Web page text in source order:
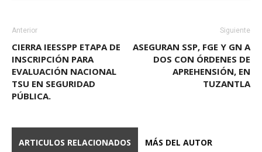
Anterior
CIERRA IEESSPP ETAPA DE
INSCRIPCIÓN PARA
EVALUACIÓN NACIONAL
TSU EN SEGURIDAD
PÚBLICA.
Siguiente
ASEGURAN SSP, FGE Y GN A
DOS CON ÓRDENES DE
APREHENSIÓN, EN
TUZANTLA
ARTICULOS RELACIONADOS MÁS DEL AUTOR